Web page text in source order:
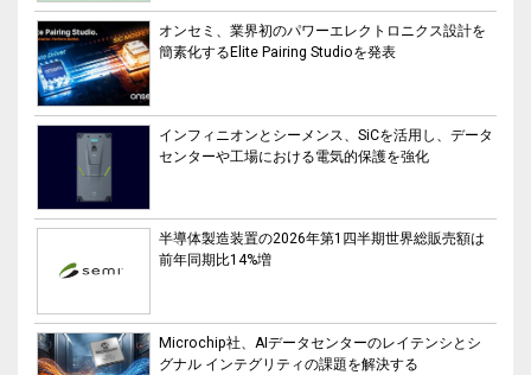
オンセミ、業界初のパワーエレクトロニクス設計を
簡素化するElite Pairing Studioを発表
インフィニオンとシーメンス、SiCを活用し、データ
センターや工場における電気的保護を強化
半導体製造装置の2026年第1四半期世界総販売額は
前年同期比14%増
Microchip社、AIデータセンターのレイテンシとシ
グナル インテグリティの課題を解決する